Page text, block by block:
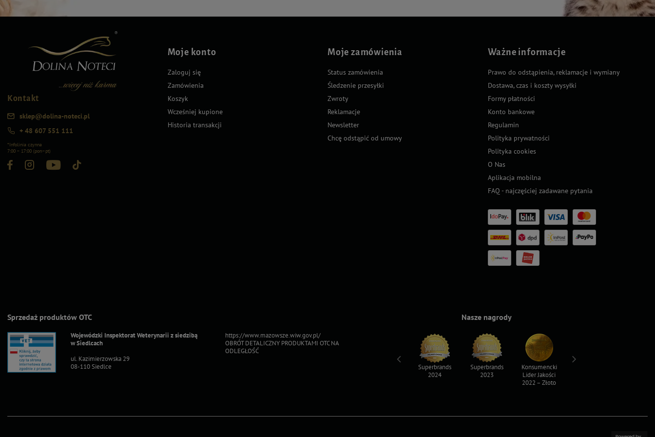
Kontakt
sklep@dolina-noteci.pl
+ 48 607 551 111
*Infolinia czynna
7:00 – 17:00 (pon–pt)
Moje konto
Zaloguj się
Zamówienia
Koszyk
Wcześniej kupione
Historia transakcji
Moje zamówienia
Status zamówienia
Śledzenie przesyłki
Zwroty
Reklamacje
Newsletter
Chcę odstąpić od umowy
Ważne informacje
Prawo do odstąpienia, reklamacje i wymiany
Dostawa, czas i koszty wysyłki
Formy płatności
Konto bankowe
Regulamin
Polityka prywatności
Polityka cookies
O Nas
Aplikacja mobilna
FAQ - najczęściej zadawane pytania
Sprzedaż produktów OTC
Wojewódzki Inspektorat Weterynarii z siedzibą
w Siedlcach
ul. Kazimierzowska 29
08-110 Siedlce
https://www.mazowsze.wiw.gov.pl/
OBRÓT DETALICZNY PRODUKTAMI OTC NA
ODLEGŁOŚĆ
Nasze nagrody
Superbrands
2024
Superbrands
2023
Konsumencki
Lider Jakości
2022 – Złoto